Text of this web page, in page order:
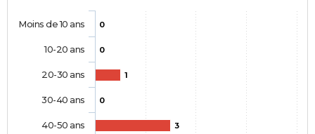
0
0
1
0
3
Moins de 10 ans
10-20 ans
20-30 ans
30-40 ans
40-50 ans